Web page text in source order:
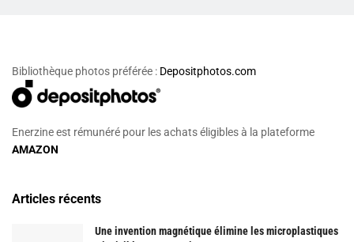
Bibliothèque photos préférée : Depositphotos.com
Enerzine est rémunéré pour les achats éligibles à la plateforme
AMAZON
Articles récents
Une invention magnétique élimine les microplastiques